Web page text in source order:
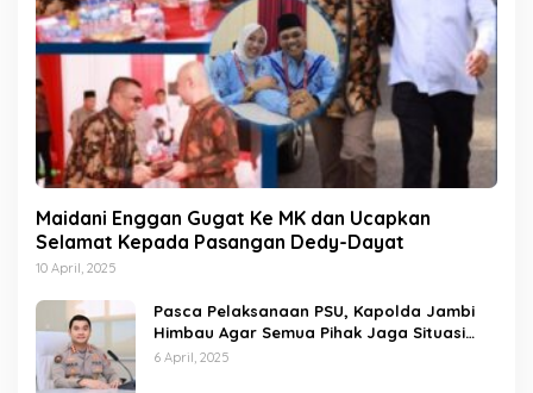
Maidani Enggan Gugat Ke MK dan Ucapkan
Selamat Kepada Pasangan Dedy-Dayat
10 April, 2025
Pasca Pelaksanaan PSU, Kapolda Jambi
Himbau Agar Semua Pihak Jaga Situasi
Kamtibmas
6 April, 2025